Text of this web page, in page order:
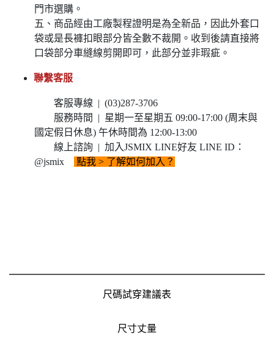
門市選購。
五、商品經由工廠製程證明是為全新品，因此外套口
袋或是長褲扣眼部分皆全數不裁開。收到後請直接將
口袋部分車縫線剪開即可，此部分並非瑕疵。
聯繫客服
客服專線 | (03)287-3706
服務時間 | 星期一至星期五 09:00-17:00 (周末與
國定假日休息) 午休時間為 12:00-13:00
線上諮詢 | 加入JSMIX LINE好友 LINE ID：
@jsmix
點我 > 了解如何加入？
尺碼試穿建議表
尺寸丈量